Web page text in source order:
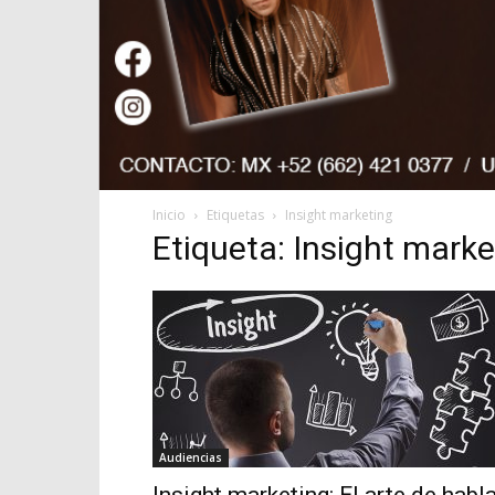
Inicio Etiquetas Insight marketing
Etiqueta: Insight
Audiencias